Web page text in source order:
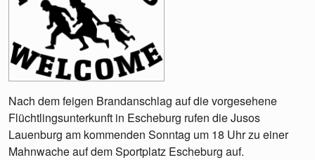
Nach dem feigen Brandanschlag auf die vorgesehene
Flüchtlingsunterkunft in Escheburg rufen die Jusos
Lauenburg am kommenden Sonntag um 18 Uhr zu einer
Mahnwache auf dem Sportplatz Escheburg auf.